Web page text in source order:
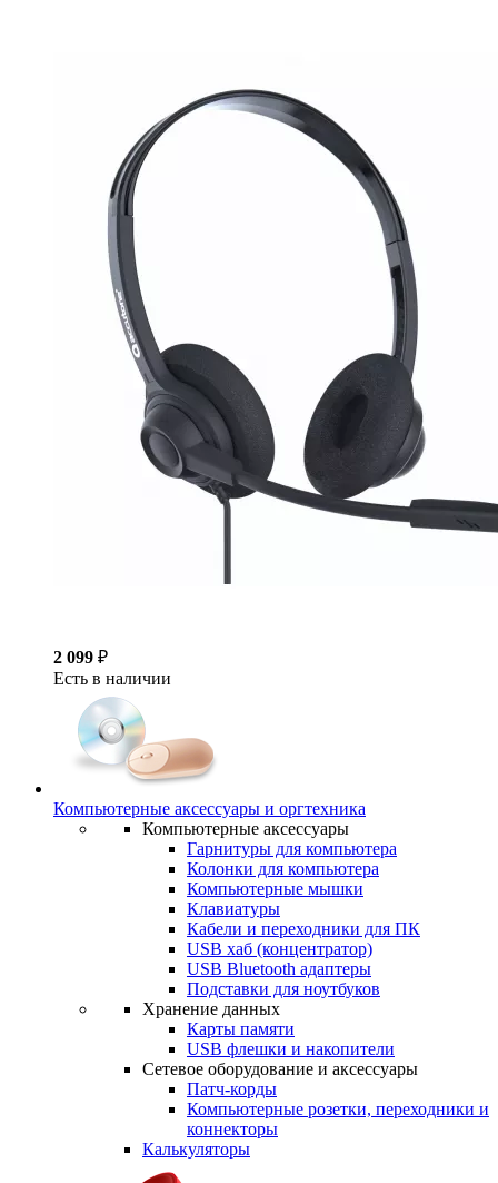
2 099 ₽
Есть в наличии
Компьютерные аксессуары и оргтехника
Компьютерные аксессуары
Гарнитуры для компьютера
Колонки для компьютера
Компьютерные мышки
Клавиатуры
Кабели и переходники для ПК
USB хаб (концентратор)
USB Bluetooth адаптеры
Подставки для ноутбуков
Хранение данных
Карты памяти
USB флешки и накопители
Сетевое оборудование и аксессуары
Патч-корды
Компьютерные розетки, переходники и
коннекторы
Калькуляторы